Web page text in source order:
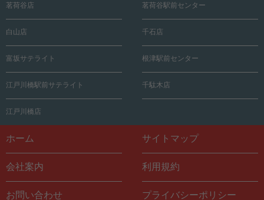
茗荷谷店 茗荷谷駅前センター
白山店 千石店
富坂サテライト 根津駅前センター
江戸川橋駅前サテライト 千駄木店
江戸川橋店
ホーム サイトマップ
会社案内 利用規約
お問い合わせ プライバシーポリシー